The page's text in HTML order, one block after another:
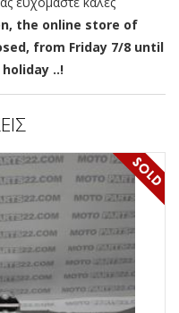
the online store of
from Friday 7/8 until
..!